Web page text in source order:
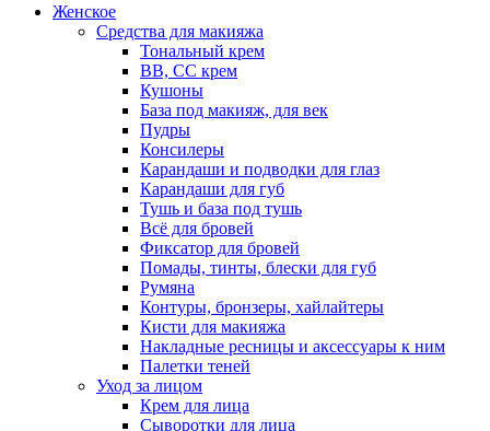
Женское
Средства для макияжа
Тональный крем
BB, CC крем
Кушоны
База под макияж, для век
Пудры
Консилеры
Карандаши и подводки для глаз
Карандаши для губ
Тушь и база под тушь
Всё для бровей
Фиксатор для бровей
Помады, тинты, блески для губ
Румяна
Контуры, бронзеры, хайлайтеры
Кисти для макияжа
Накладные ресницы и аксессуары к ним
Палетки теней
Уход за лицом
Крем для лица
Сыворотки для лица